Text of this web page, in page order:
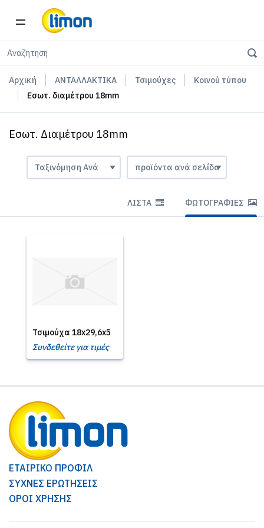
Αρχική ΑΝΤΑΛΛΑΚΤΙΚΑ Τσιμούχες
Κοινού τύπου
Εσωτ. διαμέτρου 18mm
Εσωτ. Διαμέτρου 18mm
ΛΊΣΤΑ ΦΩΤΟΓΡΑΦΊΕΣ
Τσιμούχα 18x29,6x5
Συνδεθείτε για τιμές
ΕΤΑΙΡΙΚΟ ΠΡΟΦΙΛ
ΣΥΧΝΕΣ ΕΡΩΤΗΣΕΙΣ
ΟΡΟΙ ΧΡΗΣΗΣ